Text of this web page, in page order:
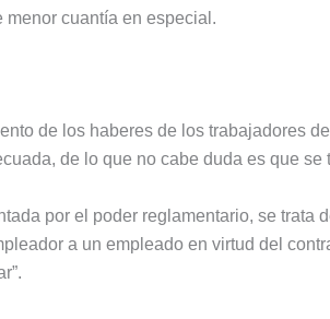
cuantía en especial.
de los haberes de los trabajadores
de lo que no cabe duda es que se
por el poder reglamentario, se trata
a un empleado en virtud del